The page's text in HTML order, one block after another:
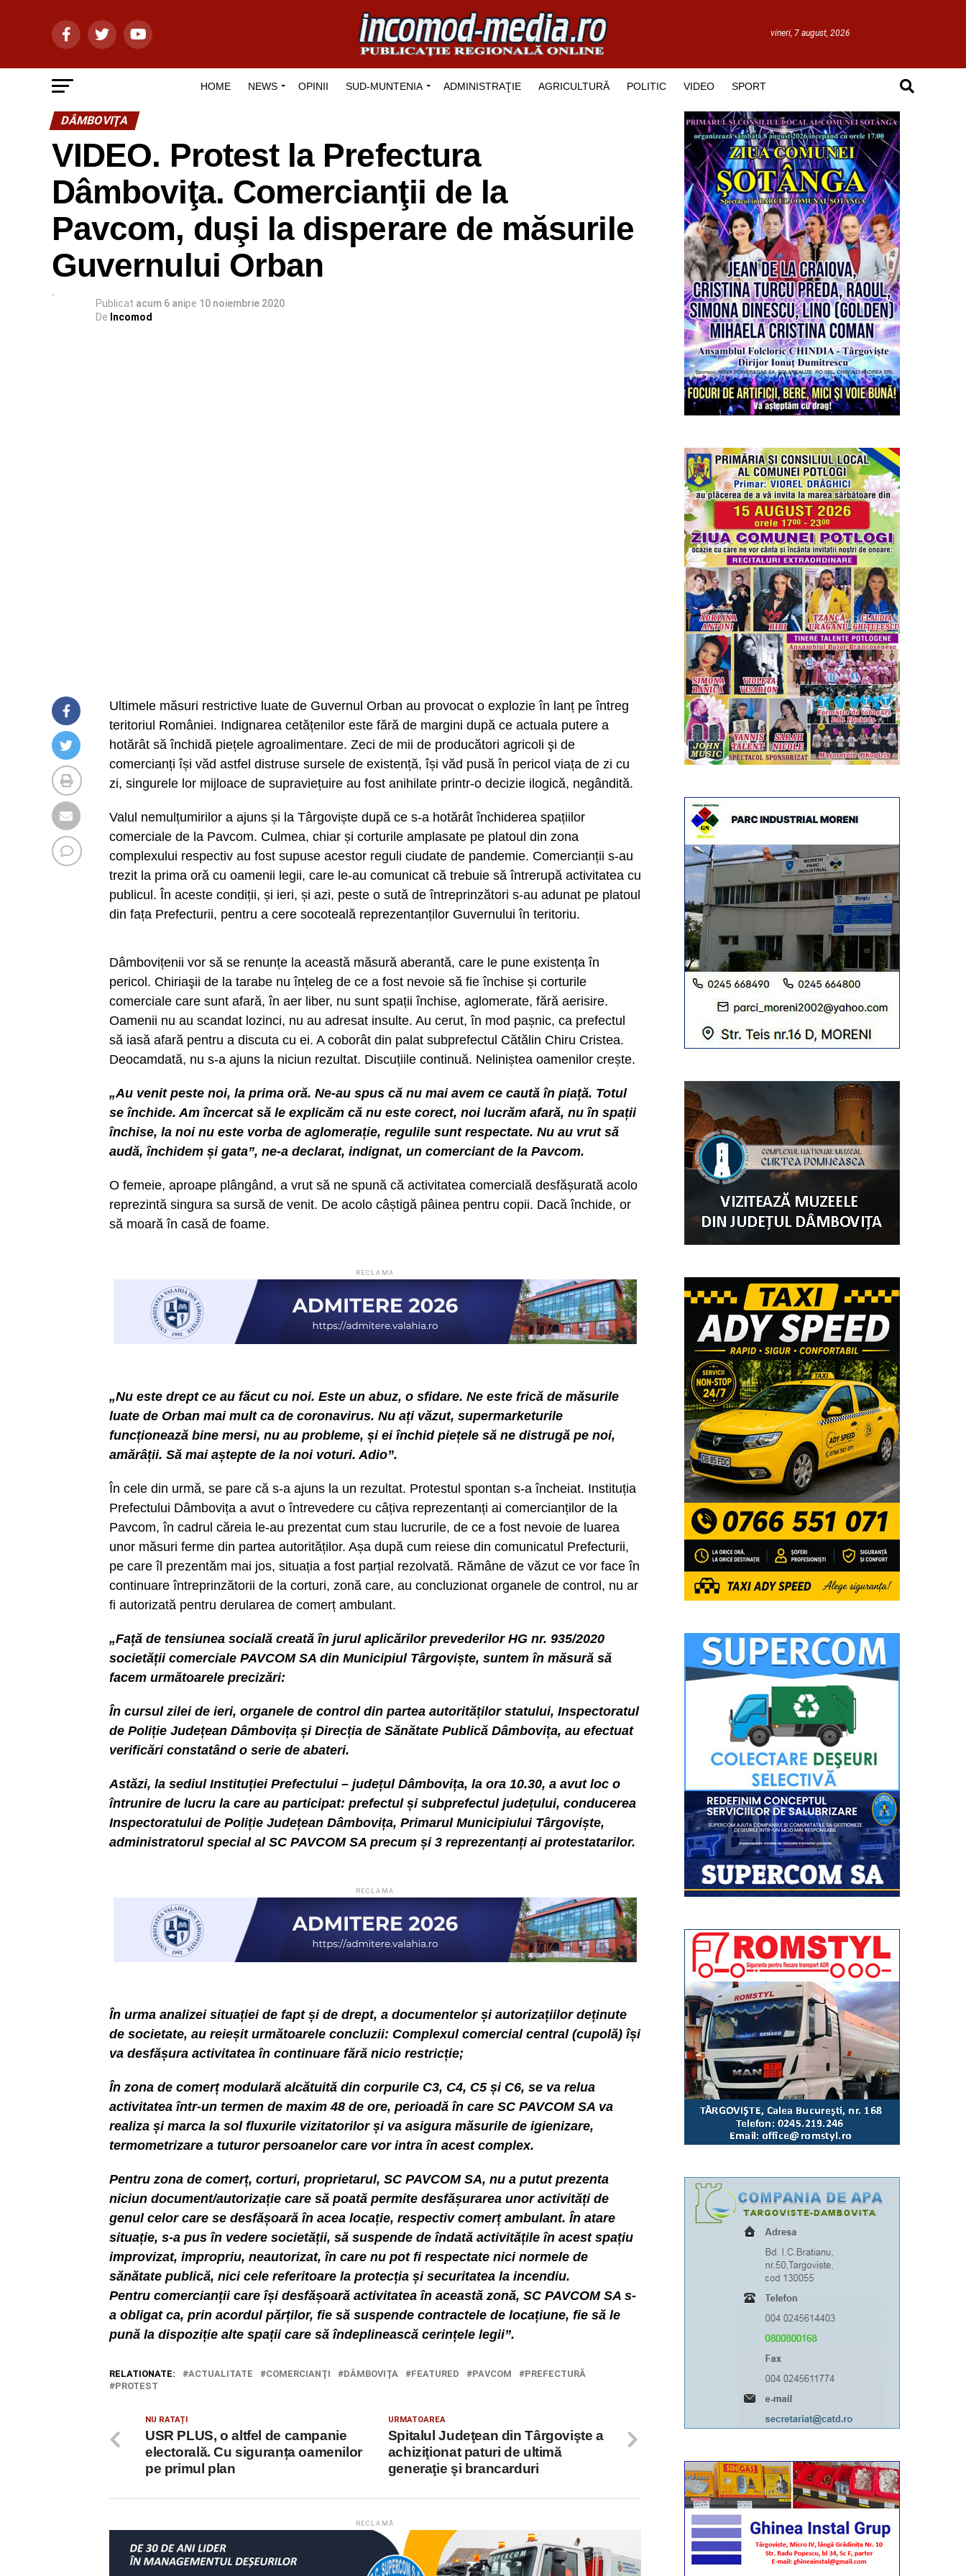
vineri, 7 august, 2026
HOME NEWS OPINII SUD-MUNTENIA ADMINISTRAŢIE AGRICULTURĂ POLITIC VIDEO SPORT
DÂMBOVIŢA
VIDEO. Protest la Prefectura
Dâmboviţa. Comercianţii de la
Pavcom, duşi la disperare de măsurile
Guvernului Orban
Publicat acum 6 anipe 10 noiembrie 2020
De Incomod
Ultimele măsuri restrictive luate de Guvernul Orban au provocat o explozie în lanț pe întreg
teritoriul României. Indignarea cetățenilor este fără de margini după ce actuala putere a
hotărât să închidă piețele agroalimentare. Zeci de mii de producători agricoli şi de
comercianți își văd astfel distruse sursele de existență, își văd pusă în pericol viața de zi cu
zi, singurele lor mijloace de supraviețuire au fost anihilate printr-o decizie ilogică, negândită.
Valul nemulțumirilor a ajuns și la Târgoviște după ce s-a hotărât închiderea spațiilor
comerciale de la Pavcom. Culmea, chiar și corturile amplasate pe platoul din zona
complexului respectiv au fost supuse acestor reguli ciudate de pandemie. Comercianții s-au
trezit la prima oră cu oamenii legii, care le-au comunicat că trebuie să întrerupă activitatea cu
publicul. În aceste condiții, și ieri, și azi, peste o sută de întreprinzători s-au adunat pe platoul
din fața Prefecturii, pentru a cere socoteală reprezentanților Guvernului în teritoriu.
Dâmbovițenii vor să se renunțe la această măsură aberantă, care le pune existența în
pericol. Chiriaşii de la tarabe nu înțeleg de ce a fost nevoie să fie închise și corturile
comerciale care sunt afară, în aer liber, nu sunt spații închise, aglomerate, fără aerisire.
Oamenii nu au scandat lozinci, nu au adresat insulte. Au cerut, în mod pașnic, ca prefectul
să iasă afară pentru a discuta cu ei. A coborât din palat subprefectul Cătălin Chiru Cristea.
Deocamdată, nu s-a ajuns la niciun rezultat. Discuțiile continuă. Neliniștea oamenilor crește.
„Au venit peste noi, la prima oră. Ne-au spus că nu mai avem ce caută în piață. Totul
se închide. Am încercat să le explicăm că nu este corect, noi lucrăm afară, nu în spații
închise, la noi nu este vorba de aglomerație, regulile sunt respectate. Nu au vrut să
audă, închidem și gata”, ne-a declarat, indignat, un comerciant de la Pavcom.
O femeie, aproape plângând, a vrut să ne spună că activitatea comercială desfășurată acolo
reprezintă singura sa sursă de venit. De acolo câștigă pâinea pentru copii. Dacă închide, or
să moară în casă de foame.
RECLAMA
„Nu este drept ce au făcut cu noi. Este un abuz, o sfidare. Ne este frică de măsurile
luate de Orban mai mult ca de coronavirus. Nu ați văzut, supermarketurile
funcționează bine mersi, nu au probleme, și ei închid piețele să ne distrugă pe noi,
amărâții. Să mai aștepte de la noi voturi. Adio”.
În cele din urmă, se pare că s-a ajuns la un rezultat. Protestul spontan s-a încheiat. Instituția
Prefectului Dâmbovița a avut o întrevedere cu câțiva reprezentanți ai comercianților de la
Pavcom, în cadrul căreia le-au prezentat cum stau lucrurile, de ce a fost nevoie de luarea
unor măsuri ferme din partea autorităților. Așa după cum reiese din comunicatul Prefecturii,
pe care îl prezentăm mai jos, situația a fost parțial rezolvată. Rămâne de văzut ce vor face în
continuare întreprinzătorii de la corturi, zonă care, au concluzionat organele de control, nu ar
fi autorizată pentru derularea de comerț ambulant.
„Față de tensiunea socială creată în jurul aplicărilor prevederilor HG nr. 935/2020
societății comerciale PAVCOM SA din Municipiul Târgoviște, suntem în măsură să
facem următoarele precizări:
În cursul zilei de ieri, organele de control din partea autorităților statului, Inspectoratul
de Poliție Județean Dâmbovița și Direcția de Sănătate Publică Dâmbovița, au efectuat
verificări constatând o serie de abateri.
Astăzi, la sediul Instituției Prefectului – județul Dâmbovița, la ora 10.30, a avut loc o
întrunire de lucru la care au participat: prefectul și subprefectul județului, conducerea
Inspectoratului de Poliție Județean Dâmbovița, Primarul Municipiului Târgoviște,
administratorul special al SC PAVCOM SA precum și 3 reprezentanți ai protestatarilor.
RECLAMA
În urma analizei situației de fapt și de drept, a documentelor și autorizațiilor deținute
de societate, au reieșit următoarele concluzii: Complexul comercial central (cupolă) își
va desfășura activitatea în continuare fără nicio restricție;
În zona de comerț modulară alcătuită din corpurile C3, C4, C5 și C6, se va relua
activitatea într-un termen de maxim 48 de ore, perioadă în care SC PAVCOM SA va
realiza și marca la sol fluxurile vizitatorilor și va asigura măsurile de igienizare,
termometrizare a tuturor persoanelor care vor intra în acest complex.
Pentru zona de comerț, corturi, proprietarul, SC PAVCOM SA, nu a putut prezenta
niciun document/autorizație care să poată permite desfășurarea unor activități de
genul celor care se desfășoară în acea locație, respectiv comerț ambulant. În atare
situație, s-a pus în vedere societății, să suspende de îndată activitățile în acest spațiu
improvizat, impropriu, neautorizat, în care nu pot fi respectate nici normele de
sănătate publică, nici cele referitoare la protecția și securitatea la incendiu.
Pentru comercianții care își desfășoară activitatea în această zonă, SC PAVCOM SA s-
a obligat ca, prin acordul părților, fie să suspende contractele de locațiune, fie să le
pună la dispoziție alte spații care să îndeplinească cerințele legii”.
RELATIONATE: ACTUALITATE COMERCIANŢI DÂMBOVIŢA FEATURED PAVCOM
PREFECTURĂ
PROTEST
URMATOAREA
Spitalul Judeţean din Târgovişte a
achiziţionat paturi de ultimă
generaţie şi brancarduri
NU RATAȚI
USR PLUS, o altfel de campanie
electorală. Cu siguranța oamenilor
pe primul plan
RECLAMĂ